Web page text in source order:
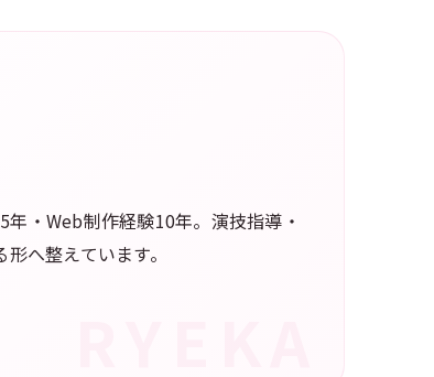
・Web制作経験10年。演技指導・
へ整えています。